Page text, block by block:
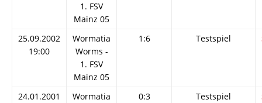
1. FSV
Mainz 05
25.09.2002
19:00
Wormatia
Worms -
1. FSV
Mainz 05
1:6 Testspiel
24.01.2001
Wormatia
0:3 Testspiel